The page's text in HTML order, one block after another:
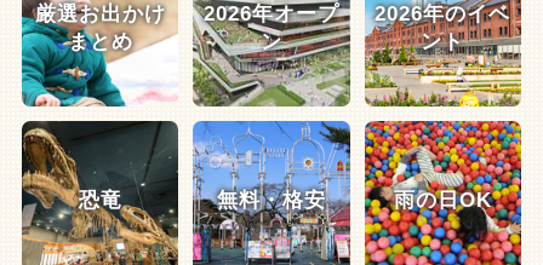
厳選お出かけ
まとめ
2026年オープ
ン
2026年のイベ
ント
恐竜 無料・格安 雨の日OK